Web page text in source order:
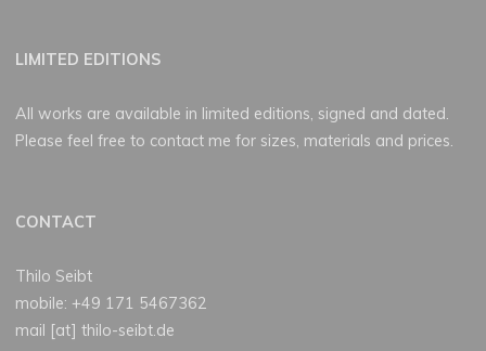
LIMITED EDITIONS
All works are available in limited editions, signed and dated.
Please feel free to contact me for sizes, materials and prices.
CONTACT
Thilo Seibt
mobile: +49 171 5467362
mail [at] thilo-seibt.de